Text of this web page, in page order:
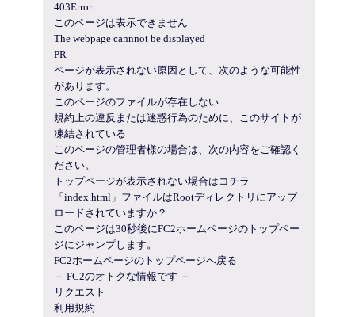
403Error
このページは表示できません
The webpage cannnot be displayed
PR
ページが表示されない原因として、次のような可能性
があります。
このページのファイルが存在しない
規約上の違反または迷惑行為のために、このサイトが
凍結されている
このページの管理者様の場合は、次の内容をご確認く
ださい。
トップページが表示されない場合はコチラ
「index.html」ファイルはRootディレクトリにアップ
ロードされていますか？
このページは30秒後にFC2ホームページのトップペー
ジにジャンプします。
FC2ホームページのトップページへ戻る
－ FC2のオトクな情報です －
リクエスト
利用規約